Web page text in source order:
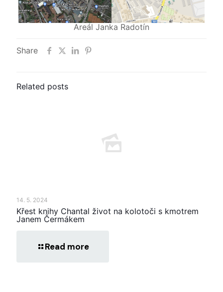
Areál Janka Radotín
Share
Related posts
14. 5. 2024
Křest knihy Chantal život na kolotoči s kmotrem
Janem Čermákem
Read more